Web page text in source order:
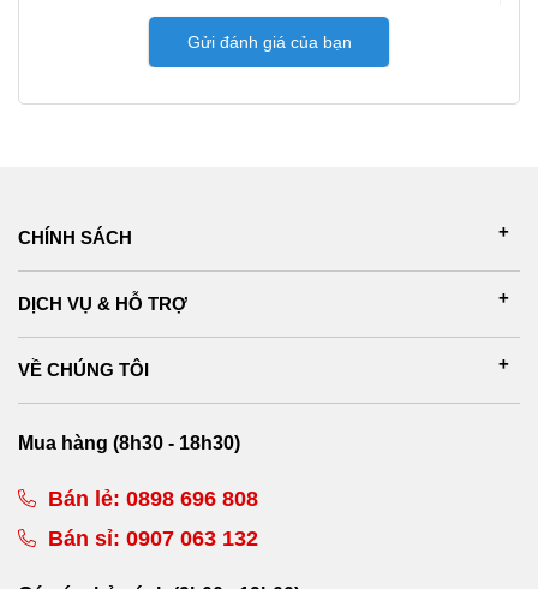
Gửi đánh giá của bạn
CHÍNH SÁCH
DỊCH VỤ & HỖ TRỢ
VỀ CHÚNG TÔI
Mua hàng (8h30 - 18h30)
Bán lẻ: 0898 696 808
Bán sỉ: 0907 063 132